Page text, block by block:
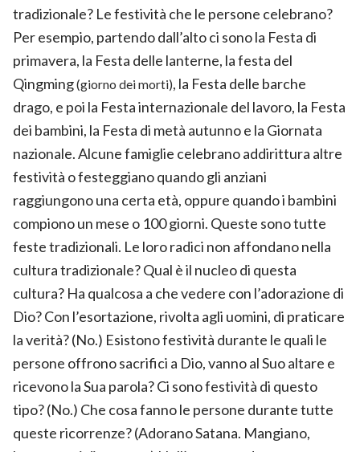
tradizionale? Le festività che le persone celebrano?
Per esempio, partendo dall’alto ci sono la Festa di
primavera, la Festa delle lanterne, la festa del
Qingming(giorno dei morti), la Festa delle barche
drago, e poi la Festa internazionale del lavoro, la Festa
dei bambini, la Festa di metà autunno e la Giornata
nazionale. Alcune famiglie celebrano addirittura altre
festività o festeggiano quando gli anziani
raggiungono una certa età, oppure quando i bambini
compiono un mese o 100 giorni. Queste sono tutte
feste tradizionali. Le loro radici non affondano nella
cultura tradizionale? Qual è il nucleo di questa
cultura? Ha qualcosa a che vedere con l’adorazione di
Dio? Con l’esortazione, rivolta agli uomini, di praticare
la verità? (No.) Esistono festività durante le quali le
persone offrono sacrifici a Dio, vanno al Suo altare e
ricevono la Sua parola? Ci sono festività di questo
tipo? (No.) Che cosa fanno le persone durante tutte
queste ricorrenze? (Adorano Satana. Mangiano,